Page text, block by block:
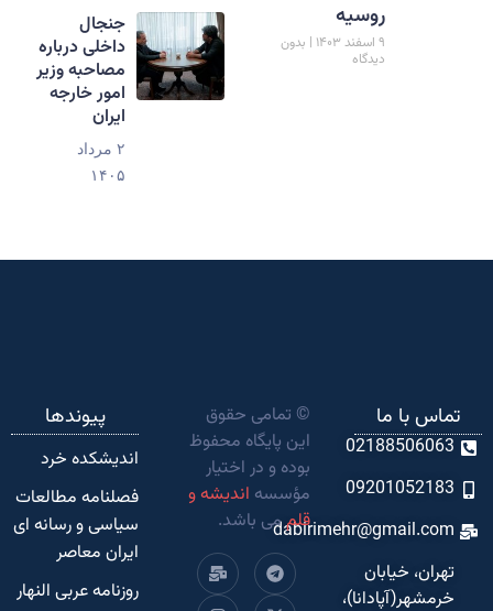
روسیه
۹ اسفند ۱۴۰۳
بدون
دیدگاه
جنجال
داخلی درباره
مصاحبه وزیر
امور خارجه
ایران
۲ مرداد
۱۴۰۵
تماس با ما
02188506063
09201052183
dabirimehr@gmail.com
تهران، خیابان
خرمشهر(آپادانا)،
© تمامی حقوق
این پایگاه محفوظ
بوده و در اختیار
مؤسسه اندیشه و
قلممی باشد.
پیوندها
اندیشکده‌ خرد
فصلنامه مطالعات
سیاسی و رسانه ای
ایران معاصر
روزنامه عربی النهار